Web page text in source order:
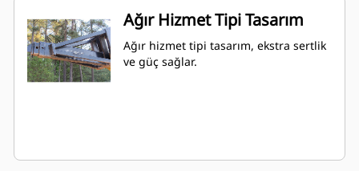
Ağır Hizmet Tipi Tasarım
Ağır hizmet tipi tasarım, ekstra sertlik
ve güç sağlar.